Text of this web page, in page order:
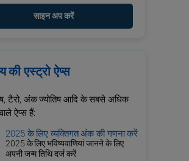
साइन अप करें
की एस्ट्रो ऐप्स
टैरो, अंक ज्योतिष आदि के सबसे अधिक
ऐप्स हैं:
2025 के लिए व्यक्तिगत अंक की गणना करें
2025 के लिए भविष्यवाणियां जानने के लिए
अपनी जन्म तिथि दर्ज करें